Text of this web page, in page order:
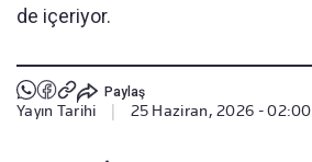
de içeriyor.
Paylaş
Yayın Tarihi 25 Haziran, 2026 - 02:00